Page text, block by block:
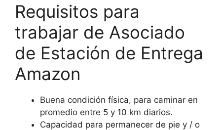
Requisitos para
trabajar de Asociado
de Estación de Entrega
Amazon
Buena condición física, para caminar en
promedio entre 5 y 10 km diarios.
Capacidad para permanecer de pie y / o